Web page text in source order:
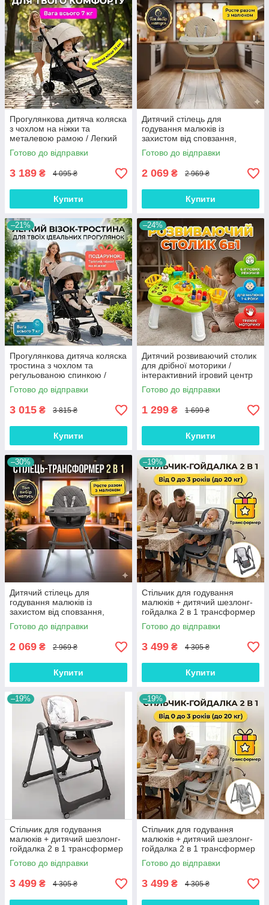
Прогулянкова дитяча коляска
з чохлом на ніжки та
металевою рамою / Легкий
складаний дитячий візок для
щоденних прогулянок
Готово до відправки
3 189 ₴ 4 095 ₴
Купити
Дитячий стілець для
годування малюків із
захистом від сповзання,
трансформер 2 в 1 для
безпечного прийому їжі з
Готово до відправки
2 069 ₴ 2 969 ₴
Купити
–21%
Прогулянкова дитяча коляска
тростина з чохлом та
регульованою спинкою /
легкий складаний дитячий
візок для подорожей і міста
Готово до відправки
3 015 ₴ 3 815 ₴
Купити
–24%
Дитячий розвиваючий столик
для дрібної моторики /
інтерактивний ігровий центр
6в1 з магнітною риболовлею
та сортером із пластику
Готово до відправки
1 299 ₴ 1 699 ₴
Купити
–30%
Дитячий стілець для
годування малюків із
захистом від сповзання,
трансформер 2 в 1 для
безпечного приймання їжі з
Готово до відправки
2 069 ₴ 2 969 ₴
Купити
–19%
Стільчик для годування
малюків + дитячий шезлонг-
гойдалка 2 в 1 трансформер
для комфортного годування з
екошкіри Чорний
Готово до відправки
3 499 ₴ 4 305 ₴
Купити
–19%
Стільчик для годування
малюків + дитячий шезлонг-
гойдалка 2 в 1 трансформер
для комфортного годування з
екошкіри Коричневий
Готово до відправки
3 499 ₴ 4 305 ₴
–19%
Стільчик для годування
малюків + дитячий шезлонг-
гойдалка 2 в 1 трансформер
для комфортного годування з
екошкіри Сірий
Готово до відправки
3 499 ₴ 4 305 ₴